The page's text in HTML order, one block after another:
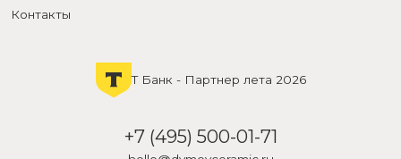
Контакты
Т Банк - Партнер лета 2026
+7 (495) 500-01-71